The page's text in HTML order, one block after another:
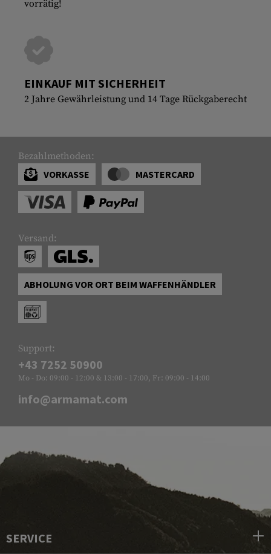
vorrätig!
EINKAUF MIT SICHERHEIT
2 Jahre Gewährleistung und 14 Tage Rückgaberecht
Bezahlmethoden:
VORKASSE
MASTERCARD
Versand:
ABHOLUNG VOR ORT BEIM WAFFENHÄNDLER
Support:
+43 7252 50900
Mo - Do: 09:00 - 12:00 & 13:00 - 17:00, Fr: 09:00 - 14:00
info@armamat.com
SERVICE